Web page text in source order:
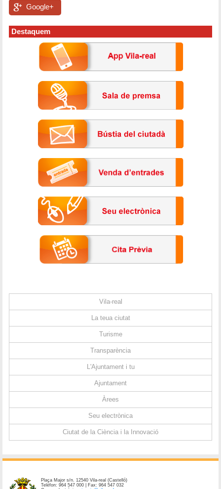
Google+
Destaquem
Vila-real
La teua ciutat
Turisme
Transparència
L'Ajuntament i tu
Ajuntament
Àrees
Seu electrònica
Ciutat de la Ciència i la Innovació
Plaça Major s/n. 12540 Vila-real (Castelló)
Telèfon: 964 547 000 | Fax: 964 547 032